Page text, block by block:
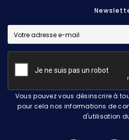
Vous pouvez vous désinscrire à
pour cela nos informations de
d'utilisation